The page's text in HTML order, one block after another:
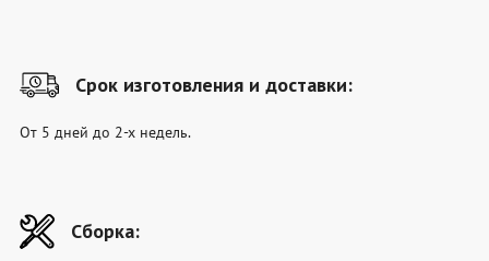
Срок изготовления и доставки:
От 5 дней до 2-х недель.
Сборка: